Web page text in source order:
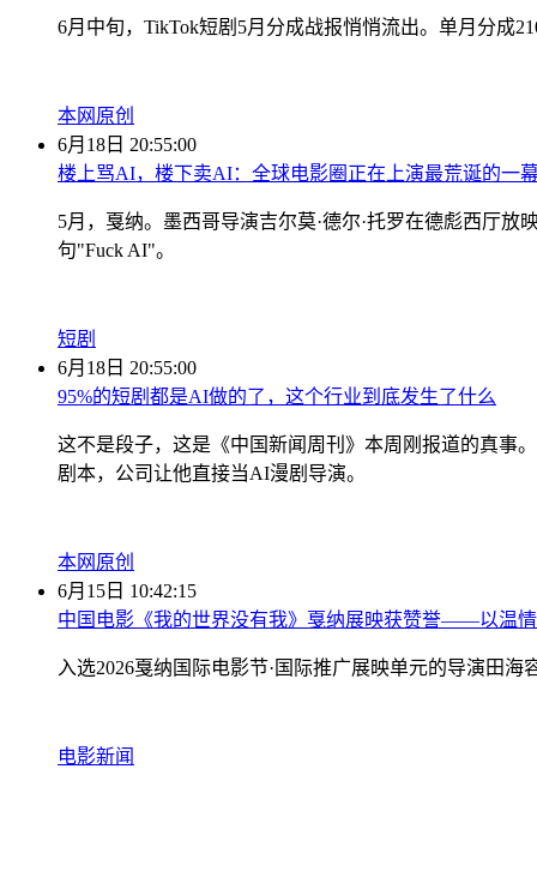
6月中旬，TikTok短剧5月分成战报悄悄流出。单月分成
本网原创
6月18日 20:55:00
楼上骂AI，楼下卖AI：全球电影圈正在上演最荒诞的一
5月，戛纳。墨西哥导演吉尔莫·德尔·托罗在德彪西厅
句"Fuck AI"。
短剧
6月18日 20:55:00
95%的短剧都是AI做的了，这个行业到底发生了什么
这不是段子，这是《中国新闻周刊》本周刚报道的真事
剧本，公司让他直接当AI漫剧导演。
本网原创
6月15日 10:42:15
中国电影《我的世界没有我》戛纳展映获赞誉——以温
入选2026戛纳国际电影节·国际推广展映单元的导演田
电影新闻